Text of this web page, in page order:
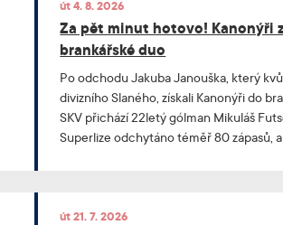
út 4. 8. 2026
Za pět minut hotovo! Kanonýři
brankářské duo
Po odchodu Jakuba Janouška, který
divizního Slaného, získali Kanonýři do
SKV přichází 22letý gólman Mikuláš
Superlize odchytáno téměř 80 zápasů,
út 21. 7. 2026